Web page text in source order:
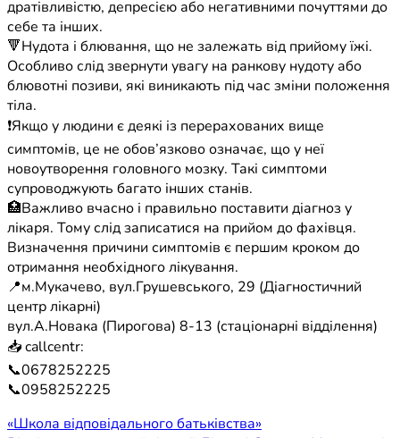
дратівливістю, депресією або негативними почуттями до
себе та інших.
🔻Нудота і блювання, що не залежать від прийому їжі.
Особливо слід звернути увагу на ранкову нудоту або
блювотні позиви, які виникають під час зміни положення
тіла.
❗️Якщо у людини є деякі із перерахованих вище
симптомів, це не обов’язково означає, що у неї
новоутворення головного мозку. Такі симптоми
супроводжують багато інших станів.
🏥Важливо вчасно і правильно поставити діагноз у
лікаря. Тому слід записатися на прийом до фахівця.
Визначення причини симптомів є першим кроком до
отримання необхідного лікування.
📍м.Мукачево, вул.Грушевського, 29 (Діагностичний
центр лікарні)
вул.А.Новака (Пирогова) 8-13 (стаціонарні відділення)
📥 callcentr:
📞0678252225
📞0958252225
Навігація
«Школа відповідального батьківства»